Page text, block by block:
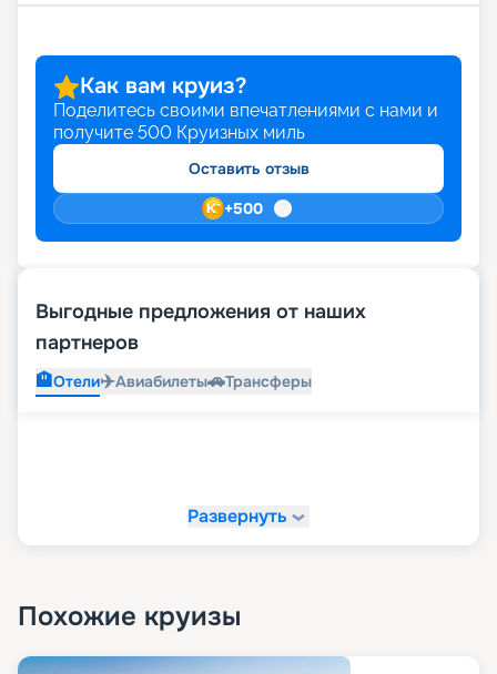
Как вам круиз?
Поделитесь своими впечатлениями с нами и
получите 500 Круизных миль
Оставить отзыв
+500
Выгодные предложения от наших
партнеров
🏨Отели✈️Авиабилеты🚗Трансферы
Развернуть
Похожие круизы